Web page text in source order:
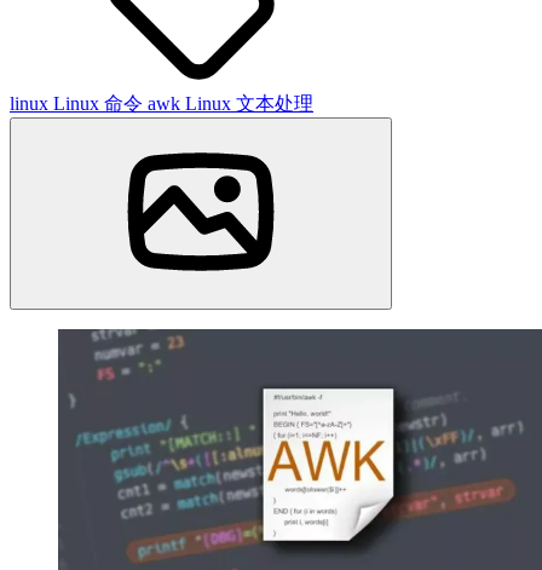
linux Linux 命令 awk Linux 文本处理